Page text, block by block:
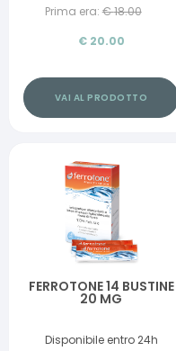
Prima era: €18.00
€ 20.00
VAI AL PRODOTTO
FERROTONE 14 BUSTINE
20 MG
Disponibile entro 24h